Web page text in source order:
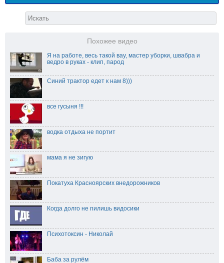
Похожее видео
Я на работе, весь такой вау, мастер уборки, швабра и
ведро в руках - клип, парод
Синий трактор едет к нам 8)))
все гусыня !!!
водка отдыха не портит
мама я не зигую
Покатуха Красноярских внедорожников
Когда долго не пилишь видосики
Психотоксин - Николай
Баба за рулём